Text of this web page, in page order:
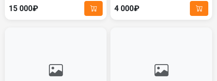
15 000₽ 4 000₽